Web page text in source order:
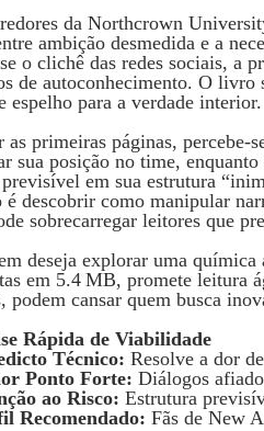
da Northcrown
ambição desmedida e a
o clichê das redes sociais, a
de autoconhecimento. O livro
espelho para a verdade interior.
as primeiras páginas,
sua posição no time,
em sua estrutura
descobrir como manipular
sobrecarregar leitores que
deseja explorar uma
em 5.4 MB, promete leitura
podem cansar quem busca
Rápida de Viabilidade
Técnico: Resolve a dor
Ponto Forte: Diálogos
ao Risco: Estrutura
Recomendado: Fãs de New